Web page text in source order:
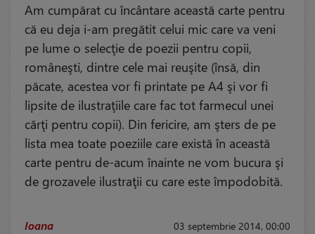
Am cumpărat cu încântare această carte pentru
că eu deja i-am pregătit celui mic care va veni
pe lume o selecţie de poezii pentru copii,
româneşti, dintre cele mai reuşite (însă, din
păcate, acestea vor fi printate pe A4 şi vor fi
lipsite de ilustraţiile care fac tot farmecul unei
cărţi pentru copii). Din fericire, am şters de pe
lista mea toate poeziile care există în această
carte pentru de-acum înainte ne vom bucura şi
de grozavele ilustraţii cu care este împodobită.
03 septembrie 2014, 00:00
Ioana